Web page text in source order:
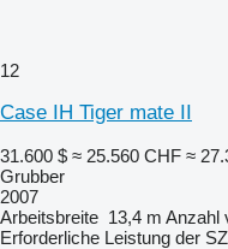
12
Case IH Tiger mate II
31.600 $ ≈ 25.560 CHF ≈
Grubber
2007
Arbeitsbreite 13,4 m Anzahl
Erforderliche Leistung der